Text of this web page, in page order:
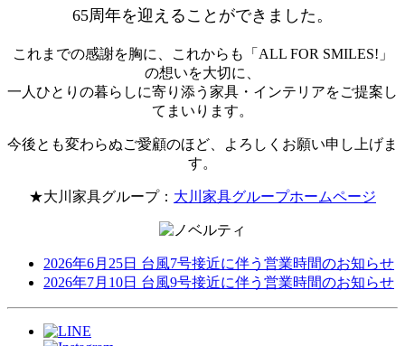
65周年を迎えることができました。
これまでの感謝を胸に、これからも「ALL FOR SMILES!」
の想いを大切に、
一人ひとりの暮らしに寄り添う家具・インテリアをご提案し
てまいります。
今後とも変わらぬご愛顧のほど、よろしくお願い申し上げま
す。
★大川家具グループ： 大川家具グループホームページ
2026年6月25日 台風7号接近に伴う営業時間のお知らせ
2026年7月10日 台風9号接近に伴う営業時間のお知らせ